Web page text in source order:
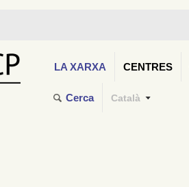
LA XARXA CENTRES
Cerca Català